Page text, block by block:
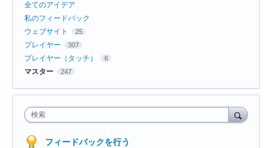
ゴ
リ
全てのアイデア
私のフィードバック
ウェブサイト
25
プレイヤー 307
プレイヤー（タッチ） 6
マスター 247
検索
フィードバックを行う